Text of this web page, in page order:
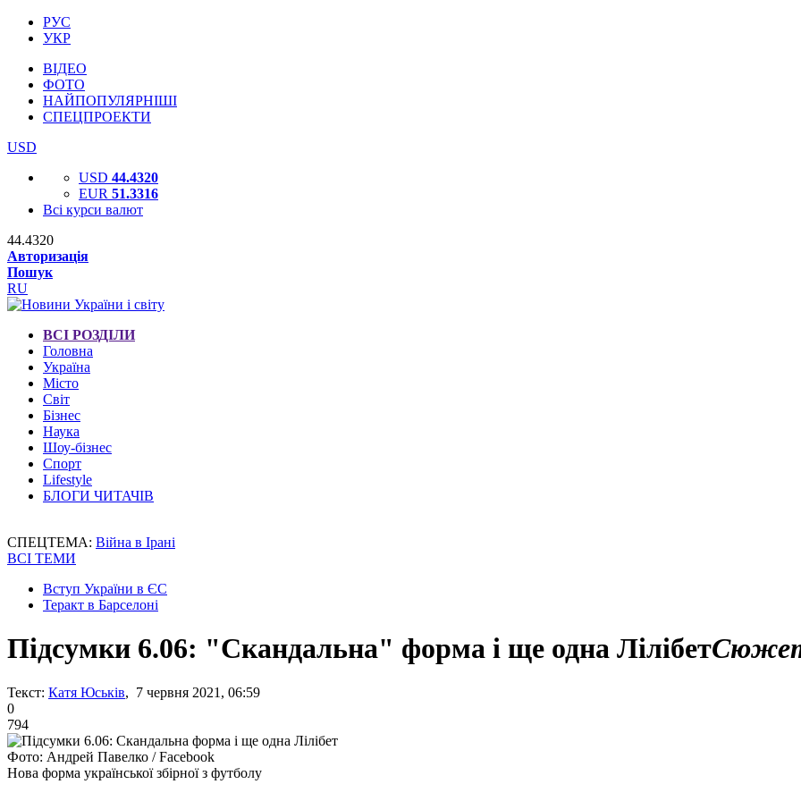
РУС
УКР
ВІДЕО
ФОТО
НАЙПОПУЛЯРНІШІ
СПЕЦПРОЕКТИ
USD
USD 44.4320
EUR 51.3316
Всі курси валют
44.4320
Авторизація
Пошук
RU
ВСІ РОЗДІЛИ
Головна
Україна
Місто
Світ
Бізнес
Наука
Шоу-бізнес
Спорт
Lifestyle
БЛОГИ ЧИТАЧІВ
СПЕЦТЕМА: Війна в Ірані
ВСІ ТЕМИ
Вступ України в ЄС
Теракт в Барселоні
Підсумки 6.06: "Скандальна" форма і ще одна Лілібет
Текст: Катя Юськів, 7 червня 2021, 06:59
0
794
Фото: Андрей Павелко / Facebook
Нова форма української збірної з футболу